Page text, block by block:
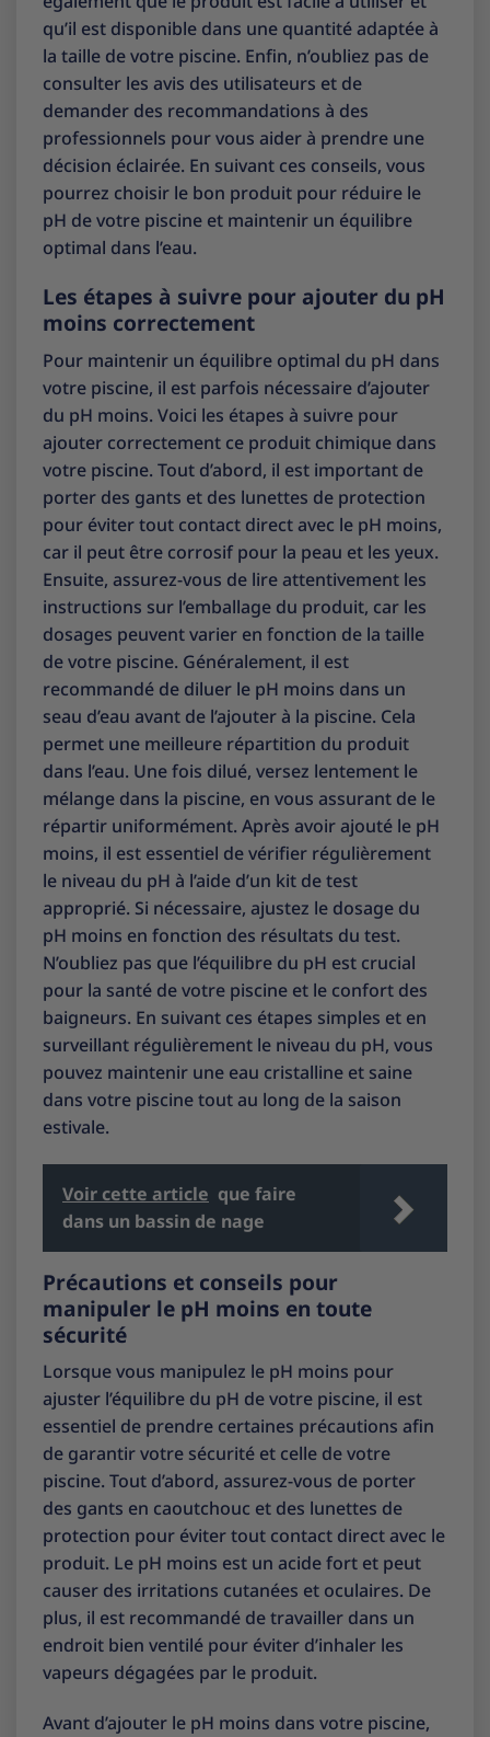
qu’il est disponible dans une quantité adaptée à
la taille de votre piscine. Enfin, n’oubliez pas de
consulter les avis des utilisateurs et de
demander des recommandations à des
professionnels pour vous aider à prendre une
décision éclairée. En suivant ces conseils, vous
pourrez choisir le bon produit pour réduire le
pH de votre piscine et maintenir un équilibre
optimal dans l’eau.
Les étapes à suivre pour ajouter du pH
moins correctement
Pour maintenir un équilibre optimal du pH dans
votre piscine, il est parfois nécessaire d’ajouter
du pH moins. Voici les étapes à suivre pour
ajouter correctement ce produit chimique dans
votre piscine. Tout d’abord, il est important de
porter des gants et des lunettes de protection
pour éviter tout contact direct avec le pH moins,
car il peut être corrosif pour la peau et les yeux.
Ensuite, assurez-vous de lire attentivement les
instructions sur l’emballage du produit, car les
dosages peuvent varier en fonction de la taille
de votre piscine. Généralement, il est
recommandé de diluer le pH moins dans un
seau d’eau avant de l’ajouter à la piscine. Cela
permet une meilleure répartition du produit
dans l’eau. Une fois dilué, versez lentement le
mélange dans la piscine, en vous assurant de le
répartir uniformément. Après avoir ajouté le pH
moins, il est essentiel de vérifier régulièrement
le niveau du pH à l’aide d’un kit de test
approprié. Si nécessaire, ajustez le dosage du
pH moins en fonction des résultats du test.
N’oubliez pas que l’équilibre du pH est crucial
pour la santé de votre piscine et le confort des
baigneurs. En suivant ces étapes simples et en
surveillant régulièrement le niveau du pH, vous
pouvez maintenir une eau cristalline et saine
dans votre piscine tout au long de la saison
estivale.
Voir cette article que faire
dans un bassin de nage
Précautions et conseils pour
manipuler le pH moins en toute
sécurité
Lorsque vous manipulez le pH moins pour
ajuster l’équilibre du pH de votre piscine, il est
essentiel de prendre certaines précautions afin
de garantir votre sécurité et celle de votre
piscine. Tout d’abord, assurez-vous de porter
des gants en caoutchouc et des lunettes de
protection pour éviter tout contact direct avec le
produit. Le pH moins est un acide fort et peut
causer des irritations cutanées et oculaires. De
plus, il est recommandé de travailler dans un
endroit bien ventilé pour éviter d’inhaler les
vapeurs dégagées par le produit.
Avant d’ajouter le pH moins dans votre piscine,